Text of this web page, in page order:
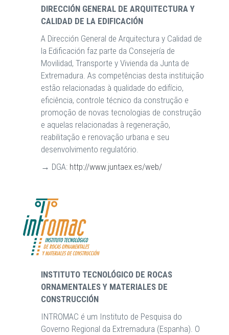
DIRECCIÓN GENERAL DE ARQUITECTURA Y
CALIDAD DE LA EDIFICACIÓN
A Dirección General de Arquitectura y Calidad de
la Edificación faz parte da Consejería de
Movilidad, Transporte y Vivienda da Junta de
Extremadura. As competências desta instituição
estão relacionadas à qualidade do edifício,
eficiência, controle técnico da construção e
promoção de novas tecnologias de construção
e aquelas relacionadas à regeneração,
reabilitação e renovação urbana e seu
desenvolvimento regulatório.
→ DGA: http://www.juntaex.es/web/
INSTITUTO TECNOLÓGICO DE ROCAS
ORNAMENTALES Y MATERIALES DE
CONSTRUCCIÓN
INTROMAC é um Instituto de Pesquisa do
Governo Regional da Extremadura (Espanha). O